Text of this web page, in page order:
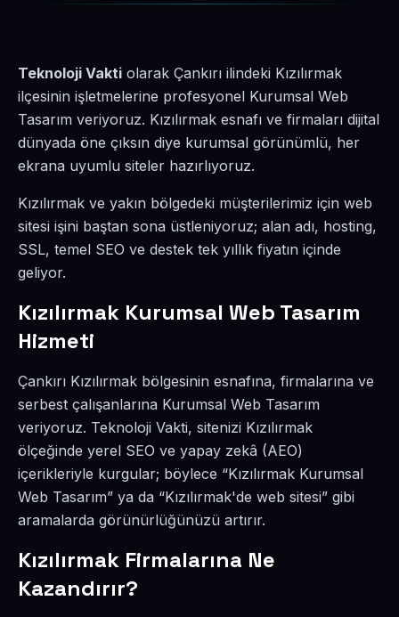
Teknoloji Vakti olarak Çankırı ilindeki Kızılırmak
ilçesinin işletmelerine profesyonel Kurumsal Web
Tasarım veriyoruz. Kızılırmak esnafı ve firmaları dijital
dünyada öne çıksın diye kurumsal görünümlü, her
ekrana uyumlu siteler hazırlıyoruz.
Kızılırmak ve yakın bölgedeki müşterilerimiz için web
sitesi işini baştan sona üstleniyoruz; alan adı, hosting,
SSL, temel SEO ve destek tek yıllık fiyatın içinde
geliyor.
Kızılırmak Kurumsal Web Tasarım
Hizmeti
Çankırı Kızılırmak bölgesinin esnafına, firmalarına ve
serbest çalışanlarına Kurumsal Web Tasarım
veriyoruz. Teknoloji Vakti, sitenizi Kızılırmak
ölçeğinde yerel SEO ve yapay zekâ (AEO)
içerikleriyle kurgular; böylece “Kızılırmak Kurumsal
Web Tasarım” ya da “Kızılırmak'de web sitesi” gibi
aramalarda görünürlüğünüzü artırır.
Kızılırmak Firmalarına Ne
Kazandırır?